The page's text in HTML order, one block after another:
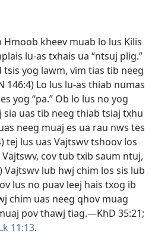
Hmoob kheev muab lo lus Kilis
lu-as txhais ua “ntsuj plig.”
yog lawm, vim tias tib neeg
146:4) Lo lus lu-as thiab numas
yog “pa.” Ob lo lus no yog
sia uas tib neeg thiab tsiaj txhu
neeg muaj es ua rau nws tes
tej lus uas Vajtswv tshoov los
cov tub txib saum ntuj,
Vajtswv lub hwj chim los sis lub
lus no puav leej hais txog ib
chim uas neeg qhov muag
pov thawj tiag.​—KhD 35:21;
11:13.